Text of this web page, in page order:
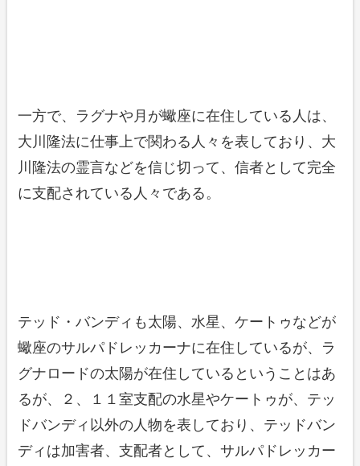
一方で、ラグナや月が蠍座に在住している人は、
大川隆法に仕事上で関わる人々を表しており、大
川隆法の霊言などを信じ切って、信者として完全
に支配されている人々である。
テッド・バンディも太陽、水星、ケートゥなどが
蠍座のサルパドレッカーナに在住しているが、ラ
グナロードの太陽が在住しているということはあ
るが、２、１１室支配の水星やケートゥが、テッ
ドバンディ以外の人物を表しており、テッドバン
ディは加害者、支配者として、サルパドレッカー